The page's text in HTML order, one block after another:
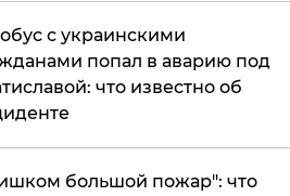
с украинскими
попал в аварию под
что известно об
большой пожар": что